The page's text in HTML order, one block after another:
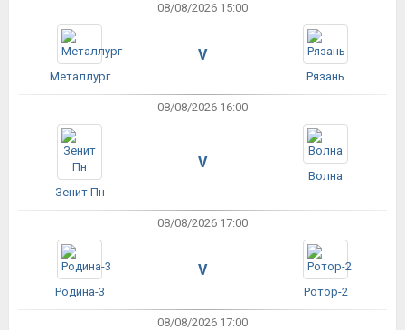
08/08/2026 15:00
Металлург
V
Рязань
08/08/2026 16:00
Зенит Пн
V
Волна
08/08/2026 17:00
Родина-3
V
Ротор-2
08/08/2026 17:00